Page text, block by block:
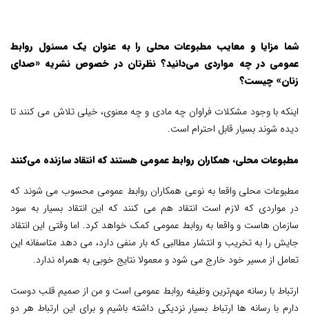
شما مزایا و معایب مطبوعات محلی را به عنوان یک مسئول روابط
عمومی در چه مواردی می‌دانید؟ نظرتان در خصوص نشریه «صدای
زنان» چیست؟
اینکه با وجود مشکلات فراوان چه مادی و چه معنوی، خیلی تلاش می کنند تا
دیده شوند بسیار قابل احترام است.
مطبوعات محلی، همکاران روابط عمومی هستند که انتقاد سازنده می‌کنند
مطبوعات محلی واقعا به نوعی همکاران روابط عمومی محسوب می شوند که
در مواردی که لازم است انتقاد هم می کنند که این انتقاد بسیار به سود
سازمان هاست و واقعا به روابط عمومی کمک خواهد کرد. اما وقتی این انتقاد
جایش را به تخریب و انتشار مطالبی که بار منفی دارد، می دهد متاسفانه این
تعامل از مسیر خود خارج می شود و معمولا نتایج خوبی به همراه ندارد.
ارتباط با رسانه مهم‌ترین وظیفه روابط عمومی است و من از صمیم قلب دوست
دارم با رسانه ها ارتباط بسیار نزدیکی داشته باشیم و برای این ارتباط هر دو